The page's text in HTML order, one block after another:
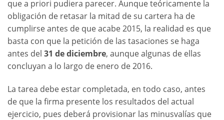
que a priori pudiera parecer. Aunque teóricamente la
obligación de retasar la mitad de su cartera ha de
cumplirse antes de que acabe 2015, la realidad es que
basta con que la petición de las tasaciones se haga
antes del 31 de diciembre, aunque algunas de ellas
concluyan a lo largo de enero de 2016.
La tarea debe estar completada, en todo caso, antes
de que la firma presente los resultados del actual
ejercicio, pues deberá provisionar las minusvalías que